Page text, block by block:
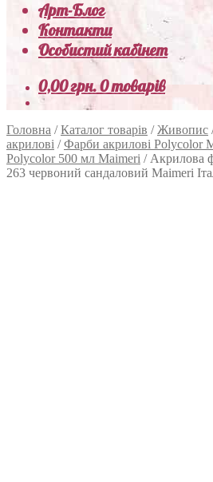
Арт-Блог
Контакти
Особистий кабінет
0,00грн.0 товарів
Головна /Каталог товарів /Живопис
акрилові /Фарби акрилові Polycolor
Polycolor 500 мл Maimeri / Акрилова
263 червоний сандаловий Maimeri